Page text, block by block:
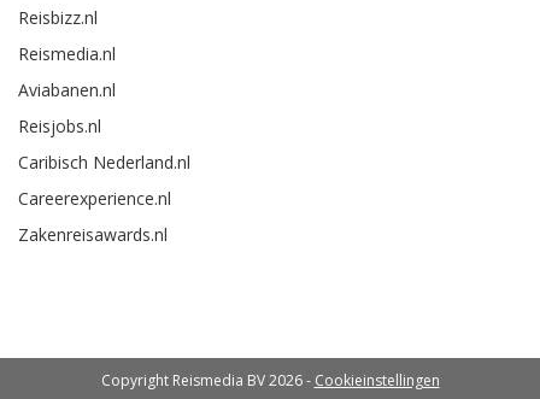
Reisbizz.nl
Reismedia.nl
Aviabanen.nl
Reisjobs.nl
Caribisch Nederland.nl
Careerexperience.nl
Zakenreisawards.nl
Copyright Reismedia BV 2026 - Cookieinstellingen